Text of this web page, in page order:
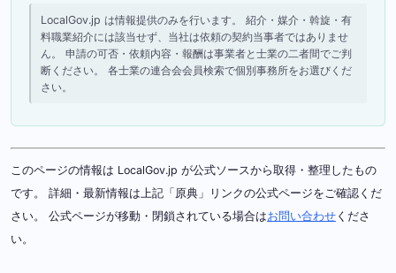
LocalGov.jp は情報提供のみを行います。 紹介・媒介・斡旋・有
料職業紹介には該当せず、当社は依頼の契約当事者ではありませ
ん。 申請の可否・依頼内容・報酬は事業者と士業の二者間でご判
断ください。 各士業の連合会会員検索で個別事務所をお選びくだ
さい。
このページの情報は LocalGov.jp が公式ソースから取得・整理したもの
です。 詳細・最新情報は上記「原典」リンクの公式ページをご確認くだ
さい。 公式ページが移動・閉鎖されている場合はお問い合わせ くださ
い。